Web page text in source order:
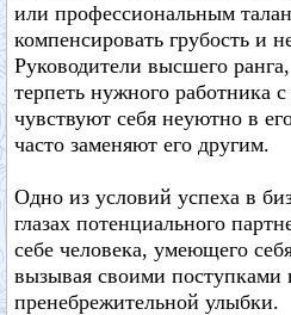
или профессиональным
компенсировать грубость и
Руководители высшего
терпеть нужного работника
чувствуют себя неуютно в
часто заменяют его другим.
Одно из условий успеха в
глазах потенциального
себе человека, умеющего
вызывая своими поступками
пренебрежительной улыбки.